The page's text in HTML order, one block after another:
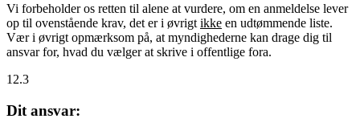
Vi forbeholder os retten til alene at vurdere, om en anmeldelse lever
op til ovenstående krav, det er i øvrigt ikke en udtømmende liste.
Vær i øvrigt opmærksom på, at myndighederne kan drage dig til
ansvar for, hvad du vælger at skrive i offentlige fora.
12.3
Dit ansvar: